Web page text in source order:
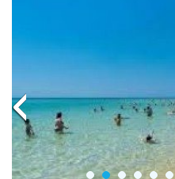
Previous